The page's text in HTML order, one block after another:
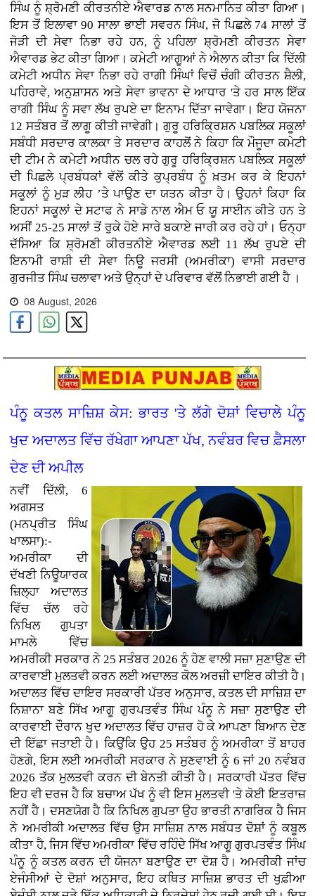
ਸਿੰਘ ਨੂੰ ਸ਼੍ਰੋਮਣੀ ਕੀਰਤਨੀਏ ਐਵਾਰਡ ਨਾਲ ਸਨਮਾਨਿਤ ਕੀਤਾ ਗਿਆ।
ਇਸ ਤੋਂ ਇਲਾਵਾ 90 ਸਾਲਾ ਭਾਈ ਸਵਰਨ ਸਿੰਘ, ਜੋ ਪਿਛਲੇ 74 ਸਾਲਾਂ ਤੋਂ
ਜੋੜੀ ਦੀ ਸੇਵਾ ਨਿਭਾ ਰਹੇ ਹਨ, ਨੂੰ ਪਹਿਲਾ ਸ਼੍ਰੋਮਣੀ ਕੀਰਤਨ ਸੇਵਾ
ਐਵਾਰਡ ਭੇਟ ਕੀਤਾ ਗਿਆ। ਕਮੇਟੀ ਆਗੂਆਂ ਨੇ ਐਲਾਨ ਕੀਤਾ ਕਿ ਦਿੱਲੀ
ਕਮੇਟੀ ਅਧੀਨ ਸੇਵਾ ਨਿਭਾ ਰਹੇ ਰਾਗੀ ਸਿੰਘਾਂ ਵਿਚੋਂ ਚੰਗੀ ਕੀਰਤਨ ਸ਼ੈਲੀ,
ਪਹਿਰਾਵੇ, ਅਨੁਸ਼ਾਸਨ ਅਤੇ ਸੇਵਾ ਭਾਵਨਾ ਦੇ ਆਧਾਰ 'ਤੇ ਹਰ ਸਾਲ ਇੱਕ
ਰਾਗੀ ਸਿੰਘ ਨੂੰ ਸਵਾ ਲੱਖ ਰੁਪਏ ਦਾ ਇਨਾਮ ਦਿੱਤਾ ਜਾਵੇਗਾ। ਇਹ ਯੋਜਨਾ
12 ਸਤੰਬਰ ਤੋਂ ਲਾਗੂ ਕੀਤੀ ਜਾਵੇਗੀ। ਗੁਰੂ ਹਰਿਕ੍ਰਿਸ਼ਨ ਪਬਲਿਕ ਸਕੂਲਾਂ
ਸਬੰਧੀ ਸਰਦਾਰ ਕਾਲਕਾ ਤੇ ਸਰਦਾਰ ਕਾਹਲੋਂ ਨੇ ਕਿਹਾ ਕਿ ਮੌਜੂਦਾ ਕਮੇਟੀ
ਦੀ ਟੀਮ ਨੇ ਕਮੇਟੀ ਅਧੀਨ ਚਲ ਰਹੇ ਗੁਰੂ ਹਰਿਕ੍ਰਿਸ਼ਨ ਪਬਲਿਕ ਸਕੂਲਾਂ
ਦੀ ਪਿਛਲੇ ਪ੍ਰਬੰਧਕਾਂ ਵੱਲੋਂ ਕੀਤੇ ਕੁਪ੍ਰਬੰਧ ਨੂੰ ਖ਼ਤਮ ਕਰ ਕੇ ਇਹਨਾਂ
ਸਕੂਲਾਂ ਨੂੰ ਮੁੜ ਲੀਹ ’ਤੇ ਪਾਉਣ ਦਾ ਯਤਨ ਕੀਤਾ ਹੈ। ਉਹਨਾਂ ਕਿਹਾ ਕਿ
ਇਹਨਾਂ ਸਕੂਲਾਂ ਦੇ ਸਟਾਫ ਨੇ ਸਾਡੇ ਨਾਲ ਐਮ ਓ ਯੂ ਸਾਈਨ ਕੀਤੇ ਹਨ ਤੇ
ਅਸੀਂ 25-25 ਸਾਲਾਂ ਤੋਂ ਰੁਕੇ ਹੋਏ ਸਾਰੇ ਬਕਾਏ ਜਾਰੀ ਕਰ ਰਹੇ ਹਾਂ। ਓਨ੍ਹਾ
ਦੱਸਿਆ ਕਿ ਸ਼੍ਰੋਮਣੀ ਕੀਰਤਨੀਏ ਐਵਾਰਡ ਲਈ 11 ਲੱਖ ਰੁਪਏ ਦੀ
ਇਨਾਮੀ ਰਾਸ਼ੀ ਦੀ ਸੇਵਾ ਨਿਊ ਜਰਸੀ (ਅਮਰੀਕਾ) ਵਾਸੀ ਸਰਦਾਰ
ਗੁਰਜੀਤ ਸਿੰਘ ਚਲਾਵਾ ਅਤੇ ਉਨ੍ਹਾਂ ਦੇ ਪਰਿਵਾਰ ਵੱਲੋਂ ਨਿਭਾਈ ਗਈ ਹੈ ।
08 August, 2026
ਪੰਨੂ ਕਤਲ ਸਾਜ਼ਿਸ਼ ਕੇਸ: ਭਾਰਤ 'ਤੇ ਲੱਗੇ ਦੋਸ਼ਾਂ ਵਿਚਾਲੇ ਪੰਨੂ
ਖੁਦ ਅਦਾਲਤ ਵਿੱਚ ਰੱਖੇਗਾ ਆਪਣਾ ਪੱਖ, ਨਵੰਬਰ ਵਿਚ ਫ਼ੈਸਲਾ
ਦੇਣ ਦੀ ਅਪੀਲ
ਨਵੀਂ ਦਿੱਲੀ, 6
ਅਗਸਤ
(ਮਨਪ੍ਰੀਤ ਸਿੰਘ
ਖਾਲਸਾ):-
ਅਮਰੀਕਾ ਦੀ
ਦੱਖਣੀ ਨਿਊਯਾਰਕ
ਜ਼ਿਲ੍ਹਾ ਅਦਾਲਤ
ਵਿੱਚ ਚੱਲ ਰਹੇ
ਨਿਖਿਲ ਗੁਪਤਾ
ਮਾਮਲੇ ਵਿੱਚ
ਅਮਰੀਕੀ ਸਰਕਾਰ ਨੇ 25 ਸਤੰਬਰ 2026 ਨੂੰ ਹੋਣ ਵਾਲੀ ਸਜ਼ਾ ਸੁਣਾਉਣ ਦੀ
ਕਾਰਵਾਈ ਮੁਲਤਵੀ ਕਰਨ ਲਈ ਅਦਾਲਤ ਕੋਲ ਅਰਜ਼ੀ ਦਾਇਰ ਕੀਤੀ ਹੈ।
ਅਦਾਲਤ ਵਿੱਚ ਦਾਇਰ ਸਰਕਾਰੀ ਪੱਤਰ ਅਨੁਸਾਰ, ਕਤਲ ਦੀ ਸਾਜ਼ਿਸ਼ ਦਾ
ਨਿਸ਼ਾਨਾ ਬਣੇ ਸਿੱਖ ਆਗੂ ਗੁਰਪਤਵੰਤ ਸਿੰਘ ਪੰਨੂ ਨੇ ਸਜ਼ਾ ਸੁਣਾਉਣ ਦੀ
ਕਾਰਵਾਈ ਦੌਰਾਨ ਖੁਦ ਅਦਾਲਤ ਵਿੱਚ ਹਾਜ਼ਰ ਹੋ ਕੇ ਆਪਣਾ ਬਿਆਨ ਦੇਣ
ਦੀ ਇੱਛਾ ਜਤਾਈ ਹੈ। ਕਿਉਂਕਿ ਉਹ 25 ਸਤੰਬਰ ਨੂੰ ਅਮਰੀਕਾ ਤੋਂ ਬਾਹਰ
ਹੋਣਗੇ, ਇਸ ਲਈ ਅਮਰੀਕੀ ਸਰਕਾਰ ਨੇ ਸੁਣਵਾਈ ਨੂੰ 6 ਜਾਂ 20 ਨਵੰਬਰ
2026 ਤੱਕ ਮੁਲਤਵੀ ਕਰਨ ਦੀ ਬੇਨਤੀ ਕੀਤੀ ਹੈ। ਸਰਕਾਰੀ ਪੱਤਰ ਵਿੱਚ
ਇਹ ਵੀ ਦਰਜ ਹੈ ਕਿ ਬਚਾਅ ਪੱਖ ਨੂੰ ਵੀ ਇਸ ਮੁਲਤਵੀ 'ਤੇ ਕੋਈ ਇਤਰਾਜ਼
ਨਹੀਂ ਹੈ। ਦਸਣਯੋਗ ਹੈ ਕਿ ਨਿਖਿਲ ਗੁਪਤਾ ਉਹ ਭਾਰਤੀ ਨਾਗਰਿਕ ਹੈ ਜਿਸ
ਨੇ ਅਮਰੀਕੀ ਅਦਾਲਤ ਵਿੱਚ ਉਸ ਸਾਜ਼ਿਸ਼ ਨਾਲ ਸਬੰਧਤ ਦੋਸ਼ਾਂ ਨੂੰ ਕਬੂਲ
ਕੀਤਾ ਹੈ, ਜਿਸ ਵਿੱਚ ਅਮਰੀਕਾ ਵਿੱਚ ਰਹਿੰਦੇ ਸਿੱਖ ਆਗੂ ਗੁਰਪਤਵੰਤ ਸਿੰਘ
ਪੰਨੂ ਨੂੰ ਕਤਲ ਕਰਨ ਦੀ ਯੋਜਨਾ ਬਣਾਉਣ ਦਾ ਦੋਸ਼ ਹੈ। ਅਮਰੀਕੀ ਜਾਂਚ
ਏਜੰਸੀਆਂ ਦੇ ਦੋਸ਼ਾਂ ਅਨੁਸਾਰ, ਇਹ ਕਥਿਤ ਸਾਜ਼ਿਸ਼ ਭਾਰਤ ਦੀ ਖੁਫ਼ੀਆ